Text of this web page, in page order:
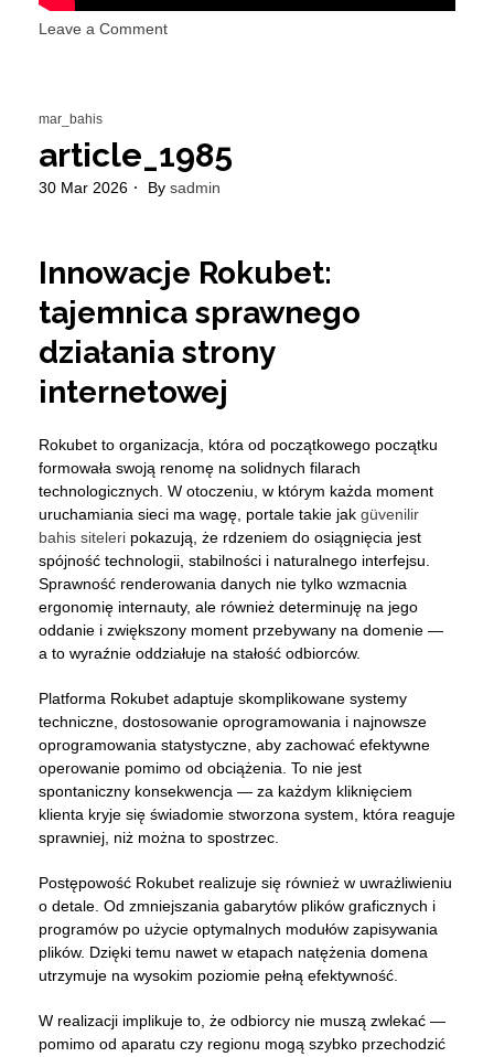
Leave a Commenton
развитие
малого
бизнеса
онлайн
для
бизнеса
в
СберБизнесе
mar_bahis
article_1985
30 Mar 2026 By sadmin
Innowacje Rokubet:
tajemnica sprawnego
działania strony
internetowej
Rokubet to organizacja, która od początkowego początku
formowała swoją renomę na solidnych filarach
technologicznych. W otoczeniu, w którym każda moment
uruchamiania sieci ma wagę, portale takie jak güvenilir
bahis siteleri pokazują, że rdzeniem do osiągnięcia jest
spójność technologii, stabilności i naturalnego interfejsu.
Sprawność renderowania danych nie tylko wzmacnia
ergonomię internauty, ale również determinuję na jego
oddanie i zwiększony moment przebywany na domenie —
a to wyraźnie oddziałuje na stałość odbiorców.
Platforma Rokubet adaptuje skomplikowane systemy
techniczne, dostosowanie oprogramowania i najnowsze
oprogramowania statystyczne, aby zachować efektywne
operowanie pomimo od obciążenia. To nie jest
spontaniczny konsekwencja — za każdym kliknięciem
klienta kryje się świadomie stworzona system, która reaguje
sprawniej, niż można to spostrzec.
Postępowość Rokubet realizuje się również w uwrażliwieniu
o detale. Od zmniejszania gabarytów plików graficznych i
programów po użycie optymalnych modułów zapisywania
plików. Dzięki temu nawet w etapach natężenia domena
utrzymuje na wysokim poziomie pełną efektywność.
W realizacji implikuje to, że odbiorcy nie muszą zwlekać —
pomimo od aparatu czy regionu mogą szybko przechodzić